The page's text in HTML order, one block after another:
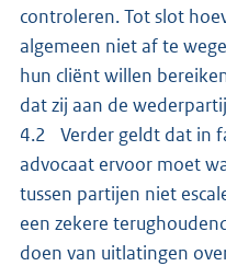
controleren. Tot slot
algemeen niet af te
hun cliënt willen
dat zij aan de
4.2 Verder geldt dat in
advocaat ervoor moet
tussen partijen niet
een zekere
doen van uitlatingen